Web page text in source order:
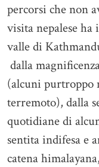
percorsi che non
visita nepalese ha
valle di
dalla
(alcuni purtroppo
terremoto), dalla
quotidiane di
sentita indifesa e
catena